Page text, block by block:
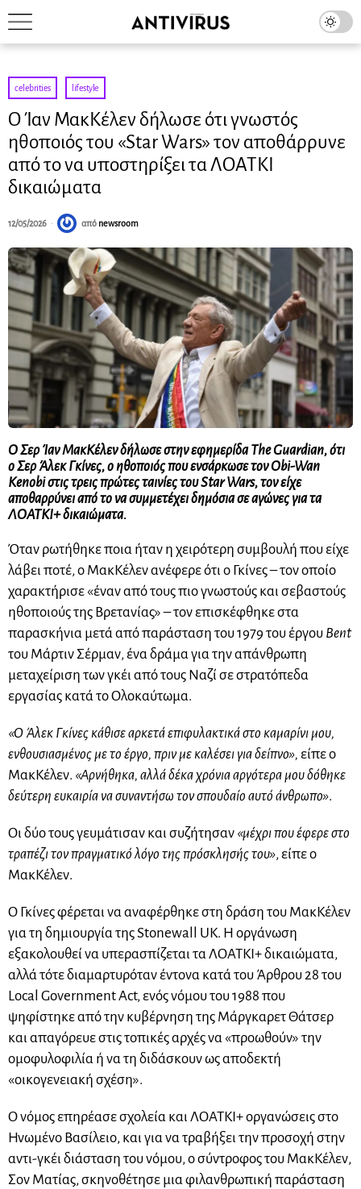
celebrities · lifestyle
Ο Ίαν ΜακΚέλεν δήλωσε ότι γνωστός
ηθοποιός του «Star Wars» τον αποθάρρυνε
από το να υποστηρίξει τα ΛΟΑΤΚΙ
δικαιώματα
12/05/2026 από newsroom
Ο Σερ Ίαν ΜακΚέλεν δήλωσε στην εφημερίδα The Guardian, ότι
ο Σερ Άλεκ Γκίνες, ο ηθοποιός που ενσάρκωσε τον Obi-Wan
Kenobi στις τρεις πρώτες ταινίες του Star Wars, τον είχε
αποθαρρύνει από το να συμμετέχει δημόσια σε αγώνες για τα
ΛΟΑΤΚΙ+ δικαιώματα.
Όταν ρωτήθηκε ποια ήταν η χειρότερη συμβουλή που είχε
λάβει ποτέ, ο ΜακΚέλεν ανέφερε ότι ο Γκίνες – τον οποίο
χαρακτήρισε «έναν από τους πιο γνωστούς και σεβαστούς
ηθοποιούς της Βρετανίας» – τον επισκέφθηκε στα
παρασκήνια μετά από παράσταση του 1979 του έργου Bent
του Μάρτιν Σέρμαν, ένα δράμα για την απάνθρωπη
μεταχείριση των γκέι από τους Ναζί σε στρατόπεδα
εργασίας κατά το Ολοκαύτωμα.
«Ο Άλεκ Γκίνες κάθισε αρκετά επιφυλακτικά στο καμαρίνι μου,
ενθουσιασμένος με το έργο, πριν με καλέσει για δείπνο», είπε ο
ΜακΚέλεν. «Αρνήθηκα, αλλά δέκα χρόνια αργότερα μου δόθηκε
δεύτερη ευκαιρία να συναντήσω τον σπουδαίο αυτό άνθρωπο».
Οι δύο τους γευμάτισαν και συζήτησαν «μέχρι που έφερε στο
τραπέζι τον πραγματικό λόγο της πρόσκλησής του», είπε ο
ΜακΚέλεν.
Ο Γκίνες φέρεται να αναφέρθηκε στη δράση του ΜακΚέλεν
για τη δημιουργία της Stonewall UK. Η οργάνωση
εξακολουθεί να υπερασπίζεται τα ΛΟΑΤΚΙ+ δικαιώματα,
αλλά τότε διαμαρτυρόταν έντονα κατά του Άρθρου 28 του
Local Government Act, ενός νόμου του 1988 που
ψηφίστηκε από την κυβέρνηση της Μάργκαρετ Θάτσερ
και απαγόρευε στις τοπικές αρχές να «προωθούν» την
ομοφυλοφιλία ή να τη διδάσκουν ως αποδεκτή
«οικογενειακή σχέση».
Ο νόμος επηρέασε σχολεία και ΛΟΑΤΚΙ+ οργανώσεις στο
Ηνωμένο Βασίλειο, και για να τραβήξει την προσοχή στην
αντι-γκέι διάσταση του νόμου, ο σύντροφος του ΜακΚέλεν,
Σον Ματίας, σκηνοθέτησε μια φιλανθρωπική παράσταση